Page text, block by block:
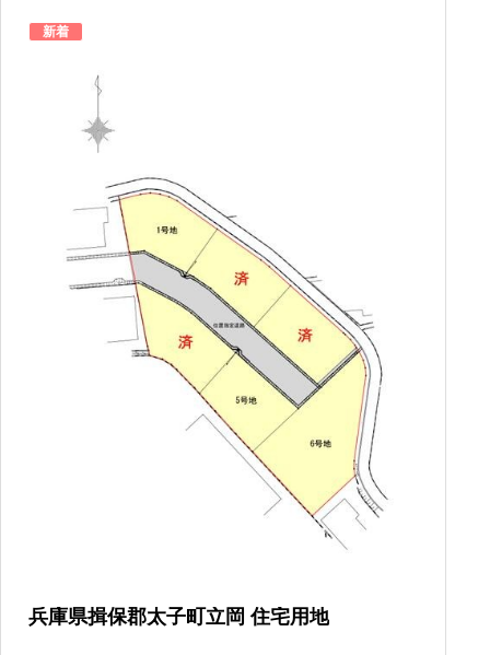
新着
兵庫県揖保郡太子町立岡 住宅用地